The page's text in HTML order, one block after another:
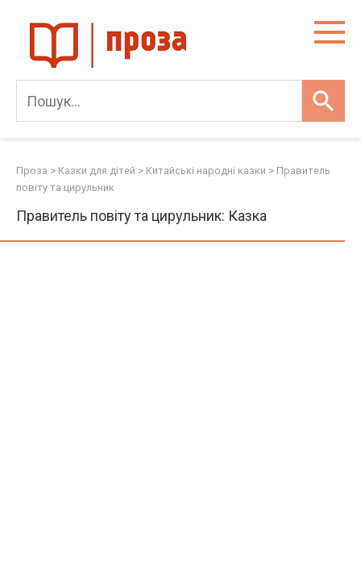
content
Проза > Казки для дітей > Китайські народні казки > Правитель
повіту та цирульник
Правитель повіту та цирульник: Казка